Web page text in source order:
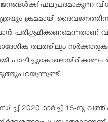
ജനങ്ങൾക്ക് ഫലപ്രദമാകുന്ന
ക്രമമായി
പരിശ്രമിക്കണമെന്നതാണ്
തലത്തിലും
പാലിച്ചുകൊണ്ടായിരിക്കണം
2020 മാർച്ച് 15-നു